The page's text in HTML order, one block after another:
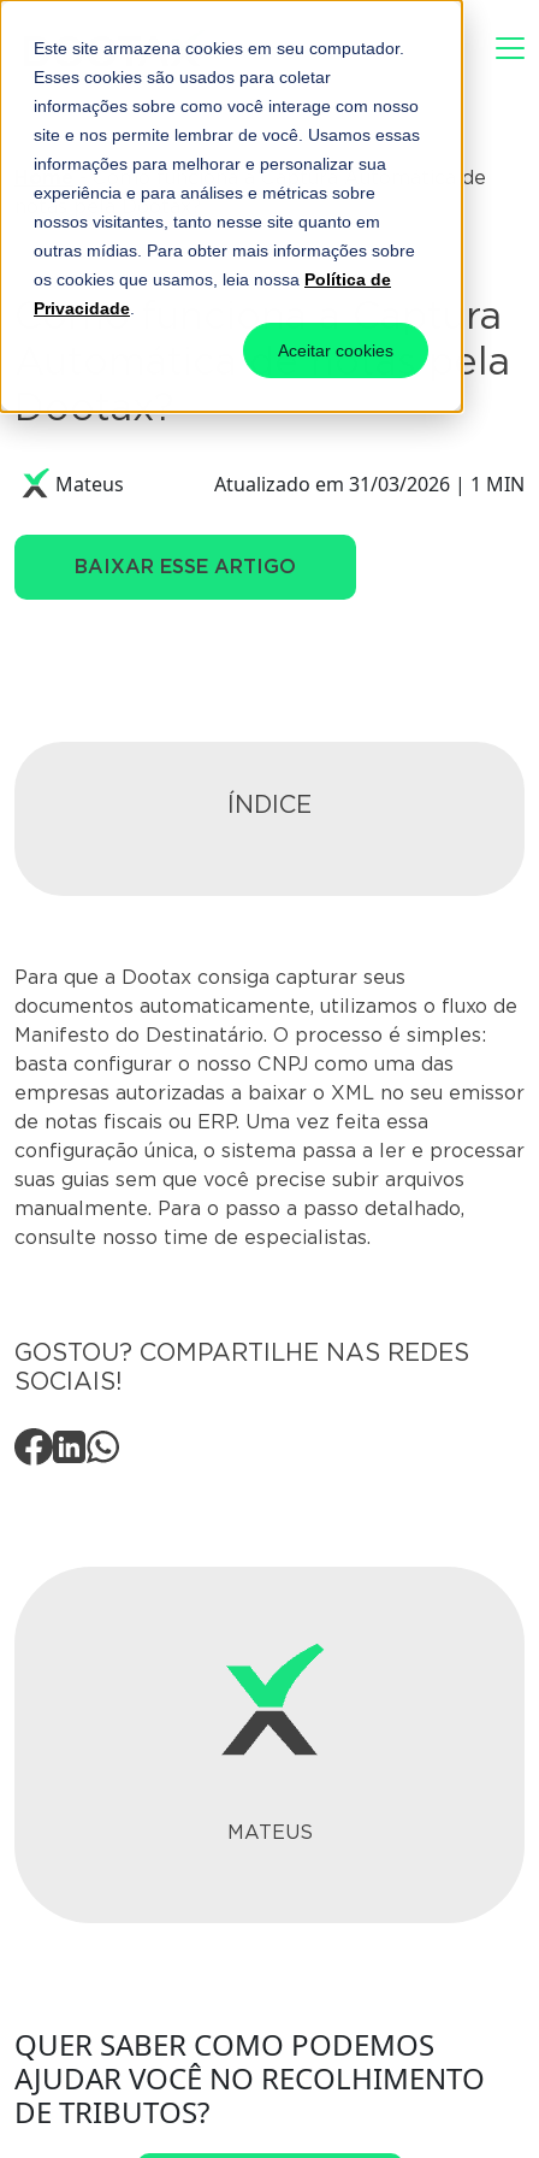
Este site armazena cookies em seu computador.
Esses cookies são usados para coletar
informações sobre como você interage com nosso
site e nos permite lembrar de você. Usamos essas
informações para melhorar e personalizar sua
experiência e para análises e métricas sobre
nossos visitantes, tanto nesse site quanto em
outras mídias. Para obter mais informações sobre
os cookies que usamos, leia nossa Política de
Privacidade
Aceitar cookies
Home-Como funciona a Captura Automática de
notas pela Dootax?
Como funciona a Captura
Automática de notas pela
Dootax?
Mateus Atualizado em 31/03/2026 | 1 MIN
BAIXAR ESSE ARTIGO
ÍNDICE
Para que a Dootax consiga capturar seus
documentos automaticamente, utilizamos o fluxo de
Manifesto do Destinatário. O processo é simples:
basta configurar o nosso CNPJ como uma das
empresas autorizadas a baixar o XML no seu emissor
de notas fiscais ou ERP. Uma vez feita essa
configuração única, o sistema passa a ler e processar
suas guias sem que você precise subir arquivos
manualmente. Para o passo a passo detalhado,
consulte nosso time de especialistas.
GOSTOU? COMPARTILHE NAS REDES
SOCIAIS!
MATEUS
QUER SABER COMO PODEMOS
AJUDAR VOCÊ NO RECOLHIMENTO
DE TRIBUTOS?